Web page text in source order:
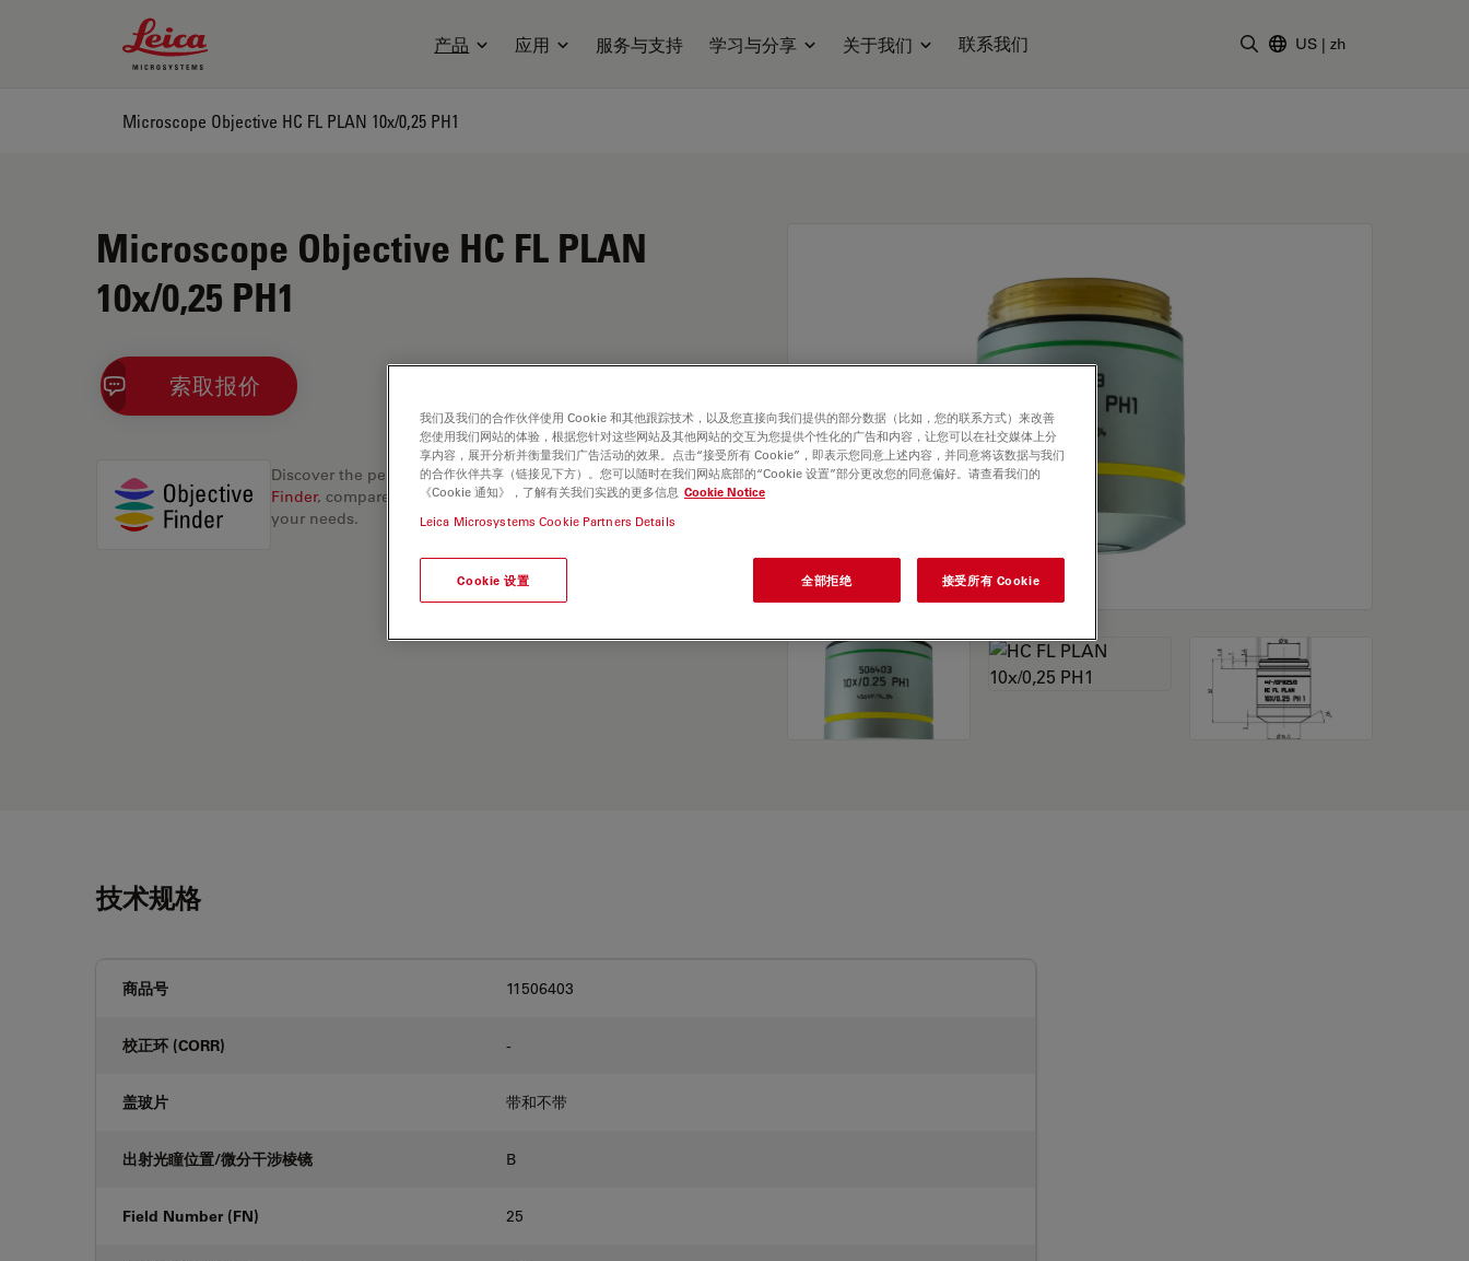
Leica Microsystems Logo
产品 应用 服务与支持 学习与分享 关于我们 联系我们 US | zh
Microscope Objective HC FL PLAN 10x/0,25 PH1
Microscope Objective HC FL PLAN
10x/0,25 PH1
索取报价
Discover the perfect solution. Explore our Objective
Finder, compare alternatives, and find the best fit for
your needs.
技术规格
商品号 11506403
校正环 (CORR) -
盖玻片 带和不带
出射光瞳位置/微分干涉棱镜 B
Field Number (FN) 25
我们及我们的合作伙伴使用 Cookie 和其他跟踪技术，以及您直接向我们提供的部分数据（比如，您的联系方式）来改善
您使用我们网站的体验，根据您针对这些网站及其他网站的交互为您提供个性化的广告和内容，让您可以在社交媒体上分
享内容，展开分析并衡量我们广告活动的效果。点击“接受所有 Cookie”，即表示您同意上述内容，并同意将该数据与我们
的合作伙伴共享（链接见下方）。您可以随时在我们网站底部的“Cookie 设置”部分更改您的同意偏好。请查看我们的
《Cookie 通知》，了解有关我们实践的更多信息 Cookie Notice
Leica Microsystems Cookie Partners Details
Cookie 设置 全部拒绝 接受所有 Cookie